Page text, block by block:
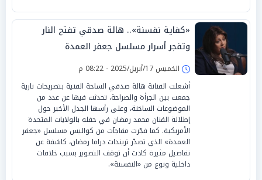
«كفاية نفسنة».. هالة صدقي تفتح النار
وتفجر أسرار مسلسل جعفر العمدة
الخميس 17/أبريل/2025 - 08:22 م
أشعلت الفنانة هالة صدقي الساحة الفنية بتصريحات نارية
جمعت بين الجرأة والصراحة، تحدثت فيها عن عدد من
الموضوعات الساخنة، وعلى رأسها الجدل الأخير حول
إطلالة الفنان محمد رمضان في حفله بالولايات المتحدة
الأمريكية. كما فجّرت مفاجآت من كواليس مسلسل «جعفر
العمدة» الذي تصدّر تريندات دراما رمضان، كاشفة عن
تفاصيل مثيرة كادت أن توقف التصوير بسبب خلافات
داخلية ونوع من «النفسنة».